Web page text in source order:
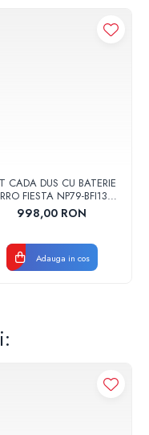
CADA DUS CU BATERIE
FIESTA NP79-BFI13U
CROM
998,00 RON
Adauga in cos